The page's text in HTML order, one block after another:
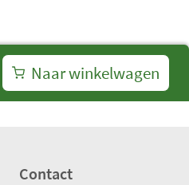
Naar winkelwagen
Contact